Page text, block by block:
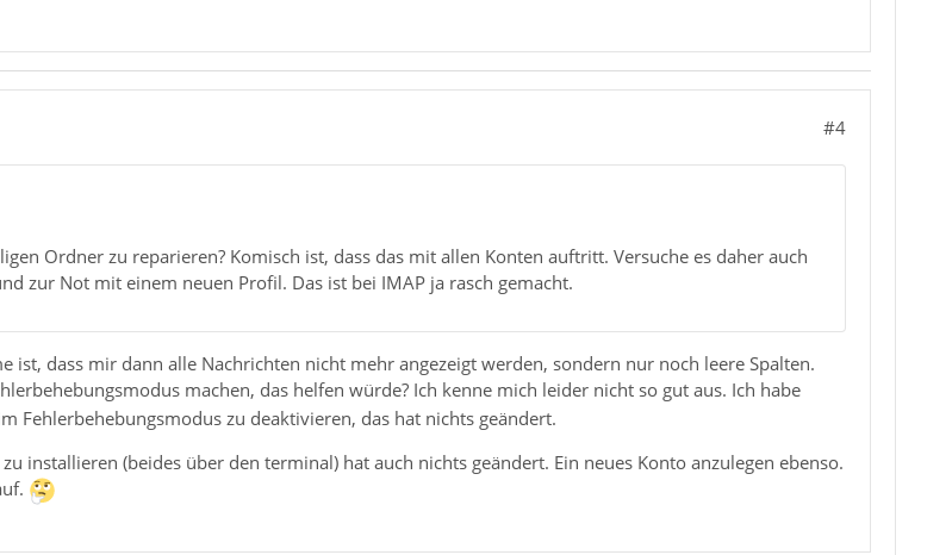
#4
Ordner zu reparieren? Komisch ist, dass das mit allen Konten auftritt. Versuche es daher auch
zur Not mit einem neuen Profil. Das ist bei IMAP ja rasch gemacht.
ist, dass mir dann alle Nachrichten nicht mehr angezeigt werden, sondern nur noch leere Spalten.
machen, das helfen würde? Ich kenne mich leider nicht so gut aus. Ich habe
Fehlerbehebungsmodus zu deaktivieren, das hat nichts geändert.
installieren (beides über den terminal) hat auch nichts geändert. Ein neues Konto anzulegen ebenso.